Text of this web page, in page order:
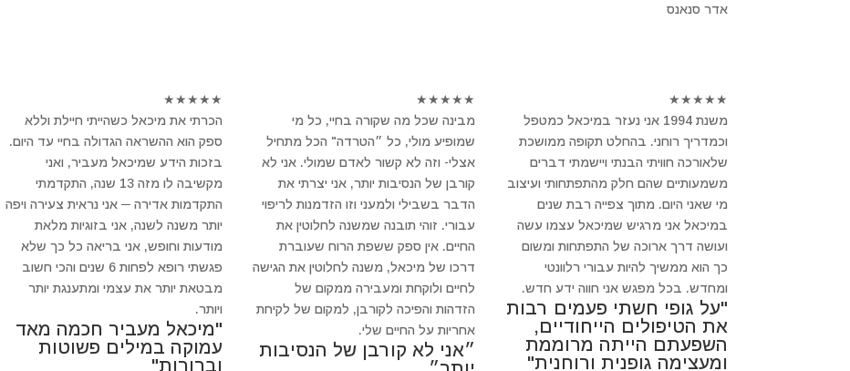
אדר סנאנס
★
★
★
★
★
הכרתי את מיכאל כשהייתי חיילת וללא
ספק הוא ההשראה הגדולה בחיי עד היום.
בזכות הידע שמיכאל מעביר, ואני
מקשיבה לו מזה 13 שנה, התקדמתי
התקדמות אדירה ─ אני נראית צעירה ויפה
יותר משנה לשנה, אני בזוגיות מלאת
מודעות וחופש, אני בריאה כל כך שלא
פגשתי רופא לפחות 6 שנים והכי חשוב
מבטאת יותר את עצמי ומתענגת יותר
ויותר.
"מיכאל מעביר חכמה מאד
עמוקה במילים פשוטות
וברורות"
★
★
★
★
★
מבינה שכל מה שקורה בחיי, כל מי
שמופיע מולי, כל ״הטרדה" הכל מתחיל
אצלי- וזה לא קשור לאדם שמולי. אני לא
קורבן של הנסיבות יותר, אני יצרתי את
הדבר בשבילי ולמעני וזו הזדמנות לריפוי
עבורי. זוהי תובנה שמשנה לחלוטין את
החיים. אין ספק ששפת הרוח שעוברת
דרכו של מיכאל, משנה לחלוטין את הגישה
לחיים ולוקחת ומעבירה ממקום של
הזדהות והפיכה לקורבן, למקום של לקיחת
אחריות על החיים שלי.
״אני לא קורבן של הנסיבות
★
★
★
★
★
משנת 1994 אני נעזר במיכאל כמטפל
וכמדריך רוחני. בהחלט תקופה ממושכת
שלאורכה חוויתי הבנתי ויישמתי דברים
משמעותיים שהם חלק מהתפתחותי ועיצוב
מי שאני היום. מתוך צפייה רבת שנים
במיכאל אני מרגיש שמיכאל עצמו עשה
ועושה דרך ארוכה של התפתחות ומשום
כך הוא ממשיך להיות עבורי רלוונטי
ומחדש. בכל מפגש אני חווה ידע חדש.
"על גופי חשתי פעמים רבות
את הטיפולים הייחודיים,
השפעתם הייתה מרוממת
ומעצימה גופנית ורוחנית"